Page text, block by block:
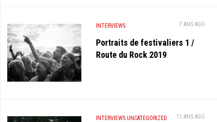
INTERVIEWS 7 ANS AGO
Portraits de festivaliers 1 /
Route du Rock 2019
INTERVIEWS UNCATEGORIZED 11 ANS AGO